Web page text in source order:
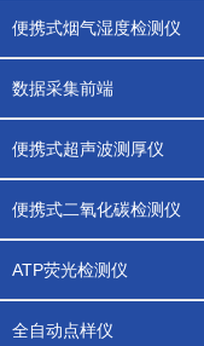
便携式烟气湿度检测仪
数据采集前端
便携式超声波测厚仪
便携式二氧化碳检测仪
ATP荧光检测仪
全自动点样仪